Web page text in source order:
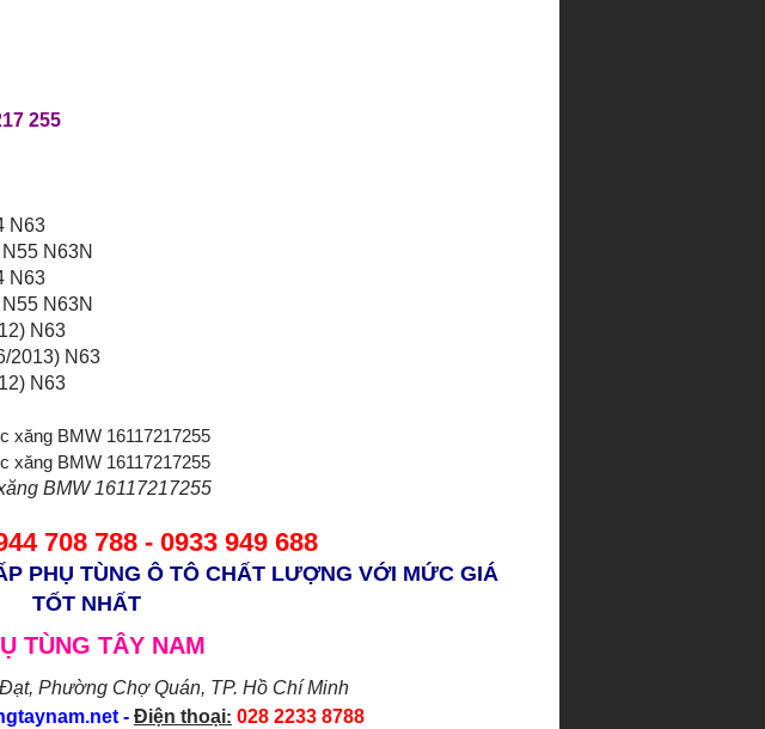
255
N63
N63N
N63
N63N
N63
2013) N63
N63
BMW 16117217255
708 788 - 0933 949 688
PHỤ TÙNG Ô TÔ CHẤT LƯỢNG VỚI MỨC GIÁ
TỐT NHẤT
TÙNG TÂY NAM
Phường Chợ Quán, TP. Hồ Chí Minh
- Điện thoại: 028 2233 8788